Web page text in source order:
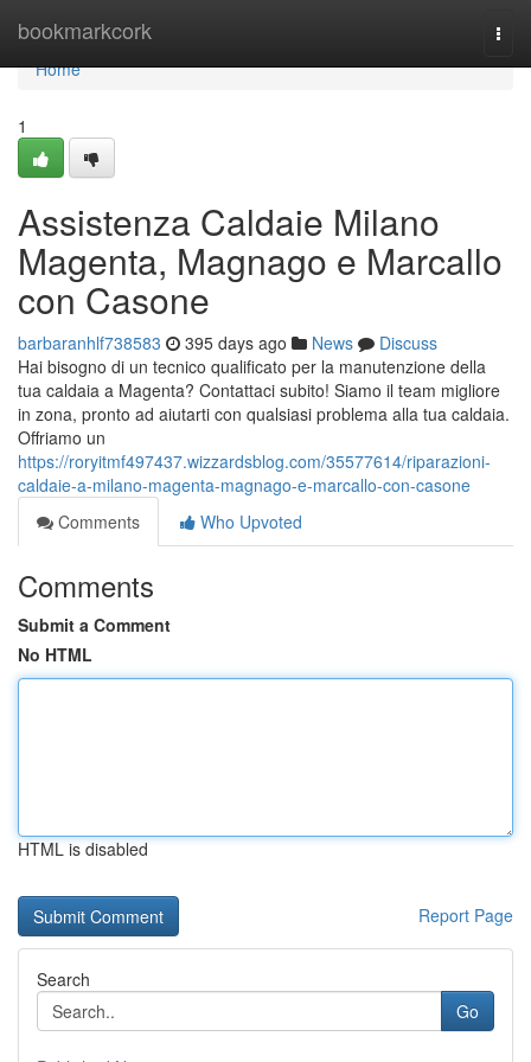
bookmarkcork
Home
Home
1
Assistenza Caldaie Milano
Magenta, Magnago e Marcallo
con Casone
barbaranhlf738583 395 days ago News
Discuss
Hai bisogno di un tecnico qualificato per la manutenzione della
tua caldaia a Magenta? Contattaci subito! Siamo il team migliore
in zona, pronto ad aiutarti con qualsiasi problema alla tua caldaia.
Offriamo un
https://roryitmf497437.wizzardsblog.com/35577614/riparazioni-
caldaie-a-milano-magenta-magnago-e-marcallo-con-casone
Comments
Who Upvoted
Comments
Submit a Comment
No HTML
HTML is disabled
Report Page
Search
Go